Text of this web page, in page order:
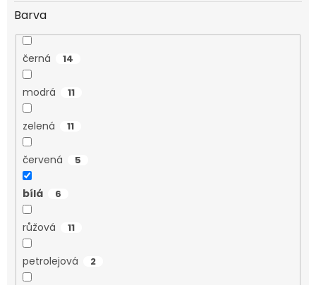
Barva
černá 14
modrá 11
zelená 11
červená 5
bílá 6
růžová 11
petrolejová 2